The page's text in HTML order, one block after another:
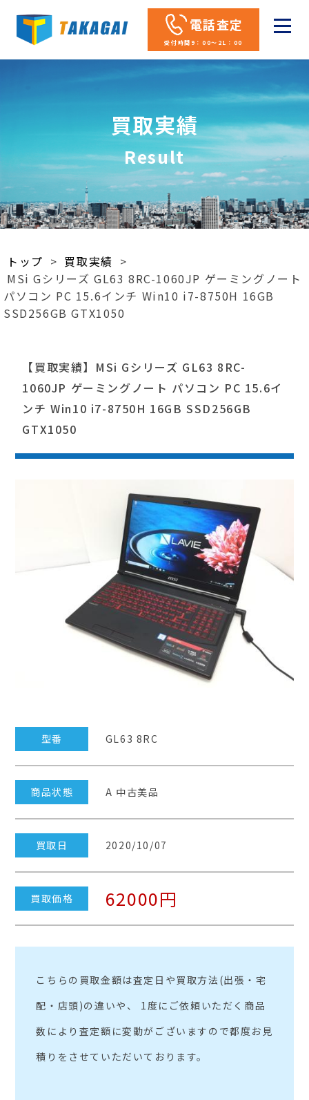
電話査定
受付時間9：00～21：00
買取実績
Result
トップ > 買取実績 >
MSi Gシリーズ GL63 8RC-1060JP ゲーミングノート
パソコン PC 15.6インチ Win10 i7-8750H 16GB
SSD256GB GTX1050
【買取実績】MSi Gシリーズ GL63 8RC-
1060JP ゲーミングノート パソコン PC 15.6イ
ンチ Win10 i7-8750H 16GB SSD256GB
GTX1050
型番 GL63 8RC
商品状態 A 中古美品
買取日 2020/10/07
買取価格 62000円
こちらの買取金額は査定日や買取方法(出張・宅
配・店頭)の違いや、 1度にご依頼いただく商品
数により査定額に変動がございますので都度お見
積りをさせていただいております。